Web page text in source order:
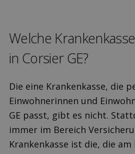
Welche
in Corsier GE?
Die eine Krankenkasse, die
Einwohnerinnen und
GE passt, gibt es nicht.
immer im Bereich
Krankenkasse ist die, die